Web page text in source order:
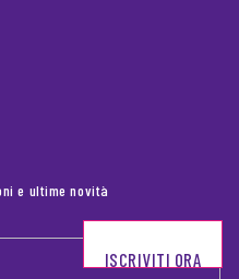
e ultime novità
ISCRIVITI ORA